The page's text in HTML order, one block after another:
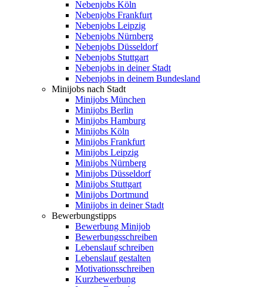
Nebenjobs Köln
Nebenjobs Frankfurt
Nebenjobs Leipzig
Nebenjobs Nürnberg
Nebenjobs Düsseldorf
Nebenjobs Stuttgart
Nebenjobs in deiner Stadt
Nebenjobs in deinem Bundesland
Minijobs nach Stadt
Minijobs München
Minijobs Berlin
Minijobs Hamburg
Minijobs Köln
Minijobs Frankfurt
Minijobs Leipzig
Minijobs Nürnberg
Minijobs Düsseldorf
Minijobs Stuttgart
Minijobs Dortmund
Minijobs in deiner Stadt
Bewerbungstipps
Bewerbung Minijob
Bewerbungsschreiben
Lebenslauf schreiben
Lebenslauf gestalten
Motivationsschreiben
Kurzbewerbung